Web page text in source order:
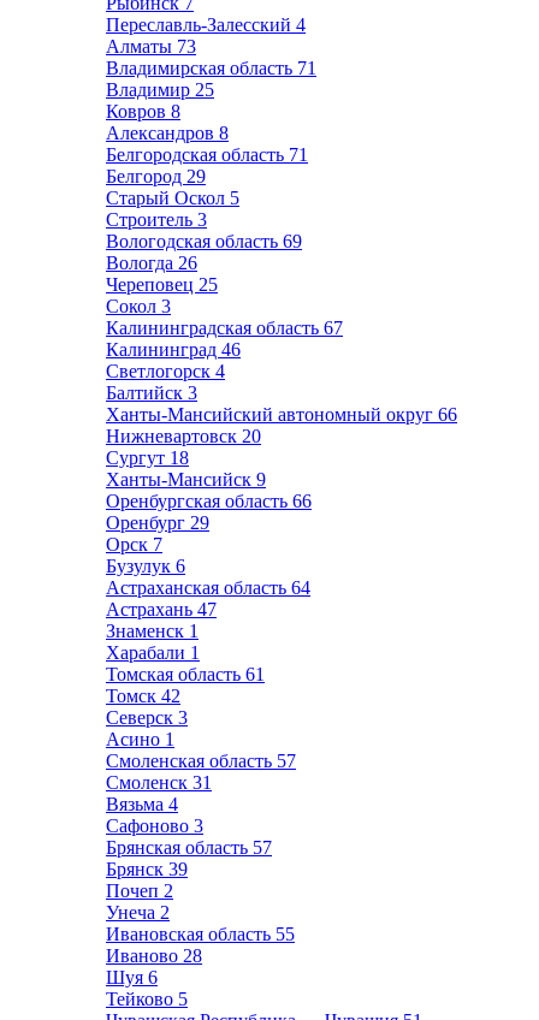
Переславль-Залесский 4
Алматы 73
Владимирская область 71
Владимир 25
Ковров 8
Александров 8
Белгородская область 71
Белгород 29
Старый Оскол 5
Строитель 3
Вологодская область 69
Вологда 26
Череповец 25
Сокол 3
Калининградская область 67
Калининград 46
Светлогорск 4
Балтийск 3
Ханты-Мансийский автономный округ 66
Нижневартовск 20
Сургут 18
Ханты-Мансийск 9
Оренбургская область 66
Оренбург 29
Орск 7
Бузулук 6
Астраханская область 64
Астрахань 47
Знаменск 1
Харабали 1
Томская область 61
Томск 42
Северск 3
Асино 1
Смоленская область 57
Смоленск 31
Вязьма 4
Сафоново 3
Брянская область 57
Брянск 39
Почеп 2
Унеча 2
Ивановская область 55
Иваново 28
Шуя 6
Тейково 5